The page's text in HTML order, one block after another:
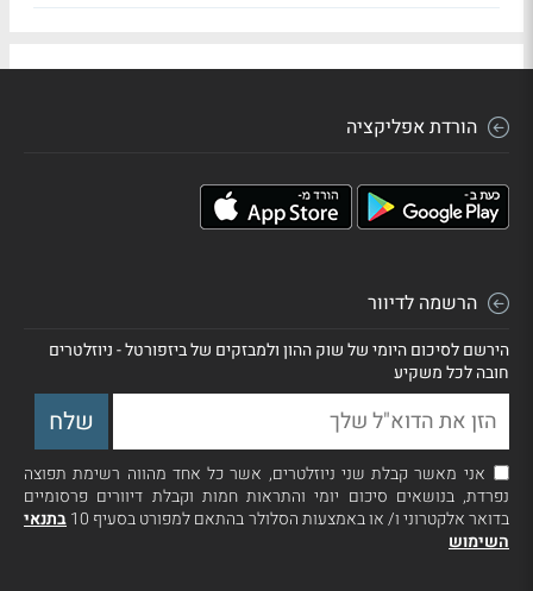
הורדת אפליקציה
הרשמה לדיוור
הירשם לסיכום היומי של שוק ההון ולמבזקים של ביזפורטל - ניוזלטרים
חובה לכל משקיע
אני מאשר קבלת שני ניוזלטרים, אשר כל אחד מהווה רשימת תפוצה
נפרדת, בנושאים סיכום יומי והתראות חמות וקבלת דיוורים פרסומיים
בדואר אלקטרוני ו/ או באמצעות הסלולר בהתאם למפורט בסעיף 10
בתנאי
השימוש